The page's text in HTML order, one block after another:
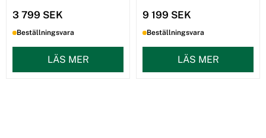
3 799 SEK
Beställningsvara
LÄS MER
9 199 SEK
Beställningsvara
LÄS MER